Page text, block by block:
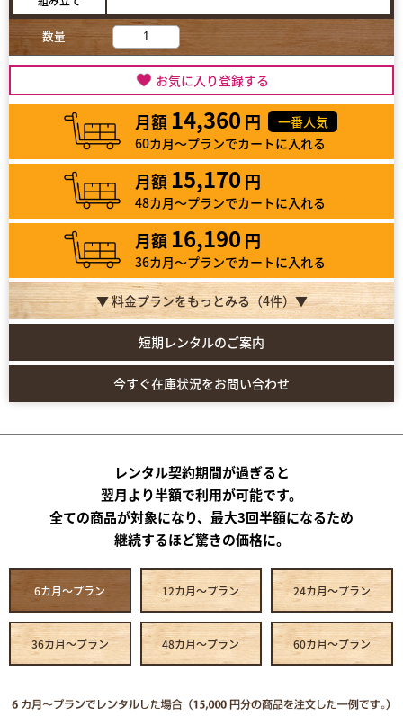
数量
お気に入り登録する
月額 14,360 円
一番人気
60カ月～プランでカートに入れる
月額 15,170 円
48カ月～プランでカートに入れる
月額 16,190 円
36カ月～プランでカートに入れる
▼ 料金プランをもっとみる（4件）▼
短期レンタルのご案内
今すぐ在庫状況をお問い合わせ
レンタル契約期間が過ぎると
翌月より半額で利用が可能です。
全ての商品が対象になり、最大3回半額になるため
継続するほど驚きの価格に。
6カ月～プラン 12カ月～プラン 24カ月～プラン
36カ月～プラン 48カ月～プラン 60カ月～プラン